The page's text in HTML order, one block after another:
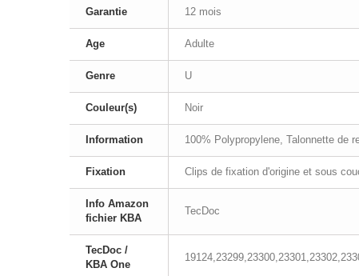
Garantie 12 mois
Age Adulte
Genre U
Couleur(s) Noir
Information 100% Polypropylene, Talonnette de
Fixation Clips de fixation d'origine et sous
Info Amazon
fichier KBA
TecDoc
TecDoc /
KBA One